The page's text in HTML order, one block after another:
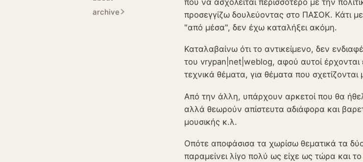
archive
που να ασχολείται περισσότερο με την
προσεγγίζω δουλεύοντας στο ΠΑΣΟΚ. Κάτι
"από μέσα", δεν έχω καταλήξει ακόμη.
Καταλαβαίνω ότι το αντικείμενο, δεν
του vrypan|net|weblog, αφού αυτοί έρχονται
τεχνικά θέματα, για θέματα που
Από την άλλη, υπάρχουν αρκετοί που θα
αλλά θεωρούν απίστευτα αδιάφορα και
μουσικής κ.λ.
Οπότε αποφάσισα τα χωρίσω θεματικά τα
παραμείνει λίγο πολύ ως είχε ως τώρα και το